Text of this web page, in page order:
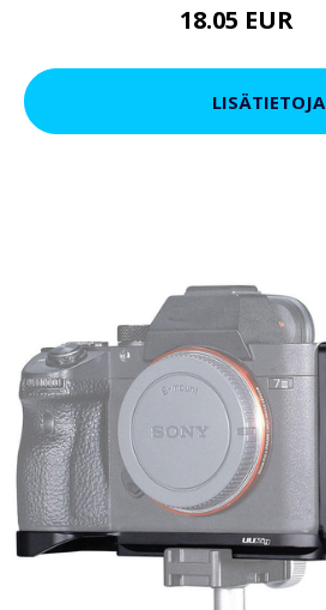
18.05 EUR
LISÄTIETOJA